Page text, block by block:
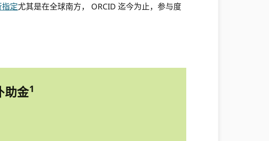
定尤其是在全球南方， ORCID 迄今为止，参与度
助金1